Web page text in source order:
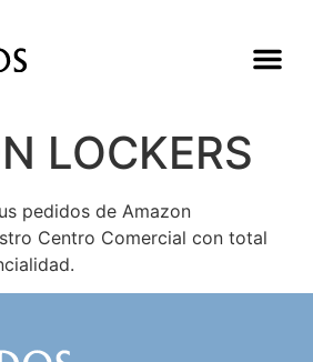
LOCKERS
pedidos de Amazon
Centro Comercial con total